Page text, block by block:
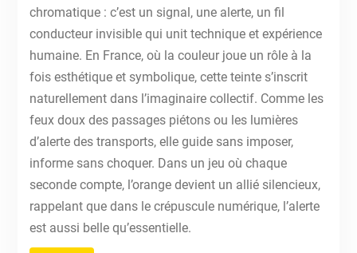
chromatique : c’est un signal, une alerte, un fil
conducteur invisible qui unit technique et expérience
humaine. En France, où la couleur joue un rôle à la
fois esthétique et symbolique, cette teinte s’inscrit
naturellement dans l’imaginaire collectif. Comme les
feux doux des passages piétons ou les lumières
d’alerte des transports, elle guide sans imposer,
informe sans choquer. Dans un jeu où chaque
seconde compte, l’orange devient un allié silencieux,
rappelant que dans le crépuscule numérique, l’alerte
est aussi belle qu’essentielle.